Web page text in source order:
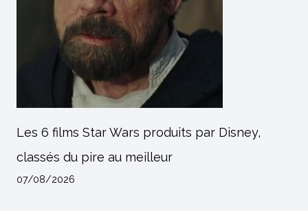
Les 6 films Star Wars produits par Disney,
classés du pire au meilleur
07/08/2026